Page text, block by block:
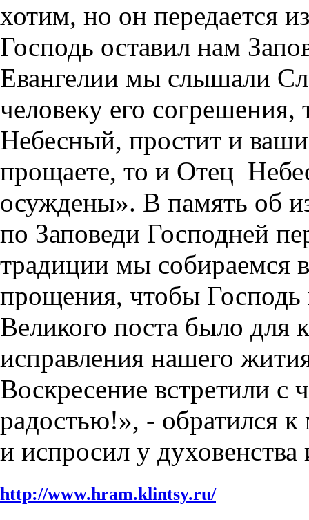
хотим, но он передается
Господь оставил нам
Евангелии мы слышали
человеку его
Небесный, простит и
прощаете, то и Отец
осуждены». В память об
по Заповеди Господней
традиции мы собираемся
прощения, чтобы Господь
Великого поста было для
исправления нашего
Воскресение встретили с
радостью!», - обратился
и испросил у
http://www.hram.klintsy.ru/